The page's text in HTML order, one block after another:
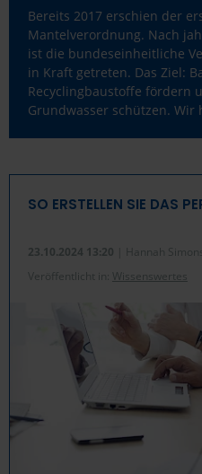
Bereits 2017 erschien der
Mantelverordnung. Nach
ist die bundeseinheitliche
in Kraft getreten. Das Ziel:
Recyclingbaustoffe fördern
Grundwasser schützen. Wir
SO ERSTELLEN SIE DAS
23.10.2024 13:20
| Hannah Simons
Veröffentlicht in: Wissenswertes